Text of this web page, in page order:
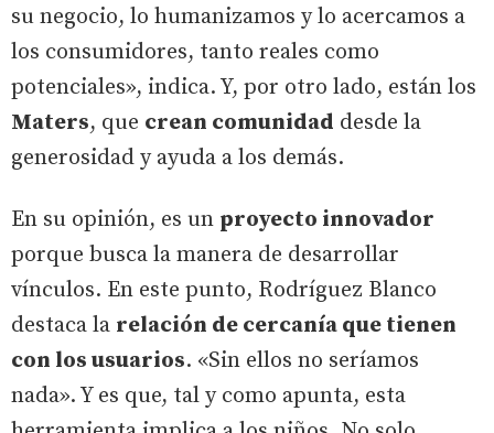
su negocio, lo humanizamos y lo acercamos a
los consumidores, tanto reales como
potenciales», indica. Y, por otro lado, están los
Maters, que crean comunidad desde la
generosidad y ayuda a los demás.
En su opinión, es un proyecto innovador
porque busca la manera de desarrollar
vínculos. En este punto, Rodríguez Blanco
destaca la relación de cercanía que tienen
con los usuarios. «Sin ellos no seríamos
nada». Y es que, tal y como apunta, esta